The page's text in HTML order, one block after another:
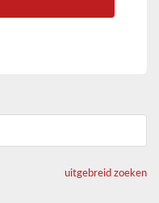
uitgebreid zoeken